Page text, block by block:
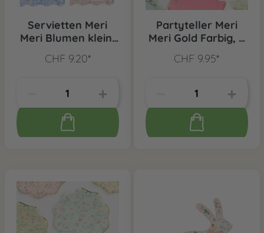
Servietten Meri
Meri Blumen klein,
CHF 9.20*
Partyteller Meri
Meri Gold Farbig, 8
CHF 9.95*